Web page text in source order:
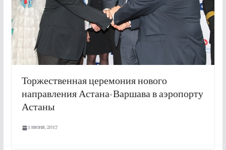
Торжественная церемония нового
направления Астана-Варшава в аэропорту
Астаны
1 июня, 2017